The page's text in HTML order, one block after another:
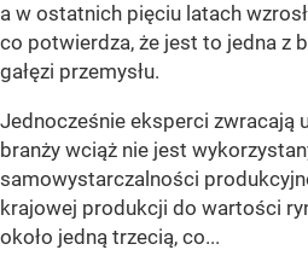
a w ostatnich pięciu latach
co potwierdza, że jest to jedna z
gałęzi przemysłu.
Jednocześnie eksperci zwracają
branży wciąż nie jest
samowystarczalności
krajowej produkcji do wartości
około jedną trzecią, co...